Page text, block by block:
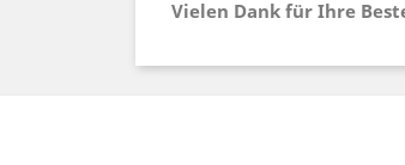
Vielen Dank für Ihre